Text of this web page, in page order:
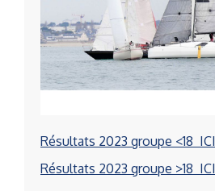
Résultats 2023 groupe <18 ICI
Résultats 2023 groupe >18 ICI